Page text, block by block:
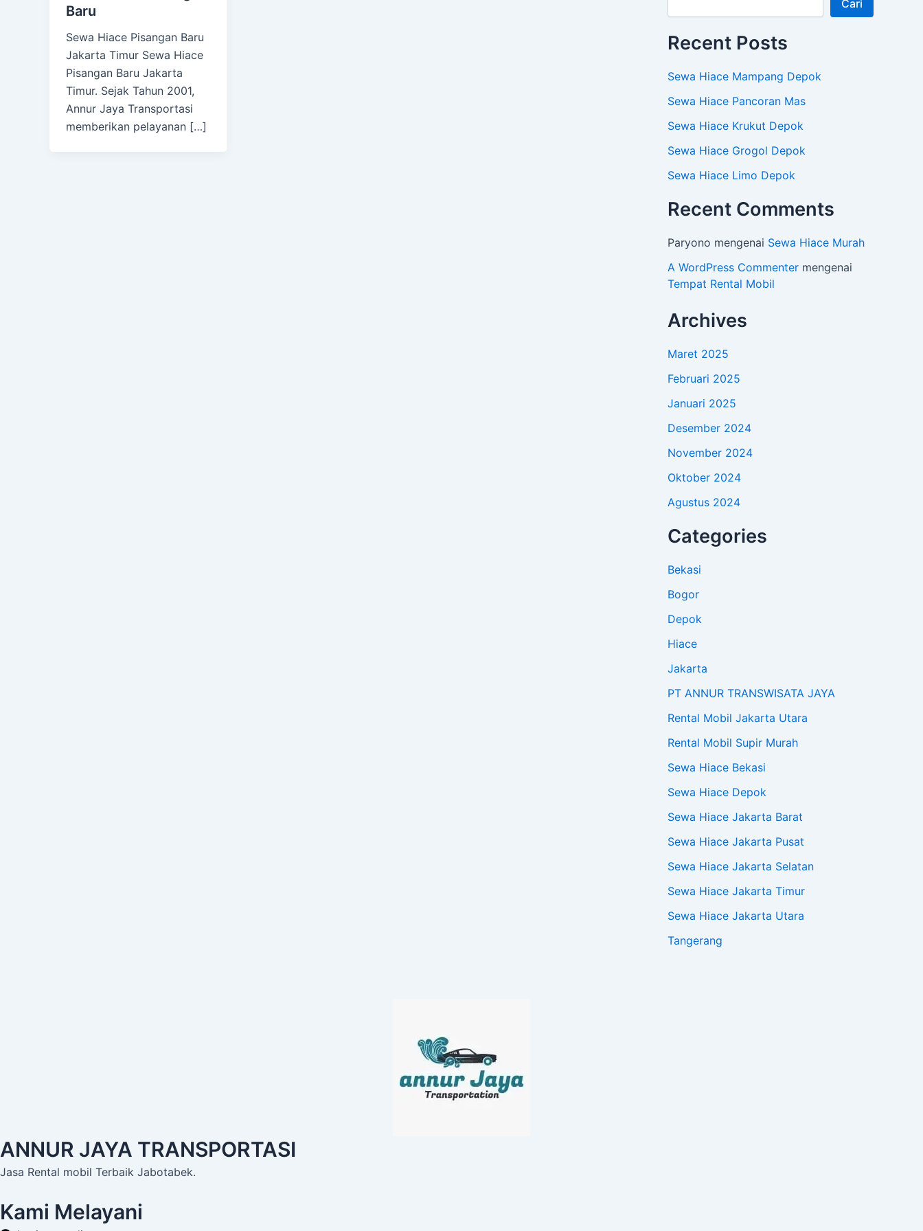
Baru
Sewa Hiace Pisangan Baru
Jakarta Timur Sewa Hiace
Pisangan Baru Jakarta
Timur. Sejak Tahun 2001,
Annur Jaya Transportasi
memberikan pelayanan […]
Cari
Recent Posts
Sewa Hiace Mampang Depok
Sewa Hiace Pancoran Mas
Sewa Hiace Krukut Depok
Sewa Hiace Grogol Depok
Sewa Hiace Limo Depok
Recent Comments
Paryono mengenai Sewa Hiace Murah
A WordPress Commenter mengenai
Tempat Rental Mobil
Archives
Maret 2025
Februari 2025
Januari 2025
Desember 2024
November 2024
Oktober 2024
Agustus 2024
Categories
Bekasi
Bogor
Depok
Hiace
Jakarta
PT ANNUR TRANSWISATA JAYA
Rental Mobil Jakarta Utara
Rental Mobil Supir Murah
Sewa Hiace Bekasi
Sewa Hiace Depok
Sewa Hiace Jakarta Barat
Sewa Hiace Jakarta Pusat
Sewa Hiace Jakarta Selatan
Sewa Hiace Jakarta Timur
Sewa Hiace Jakarta Utara
Tangerang
ANNUR JAYA TRANSPORTASI
Jasa Rental mobil Terbaik Jabotabek.
Kami Melayani